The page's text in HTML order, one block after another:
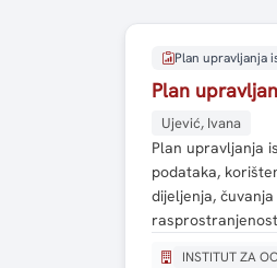
Plan upravljanja
Plan
Ujević, Ivana
Plan upravljanja
podataka,
dijeljenja,
INSTITUT ZA